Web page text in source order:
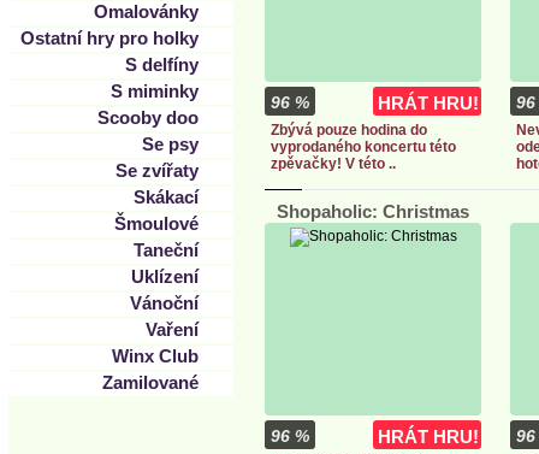
Omalovánky
Ostatní hry pro holky
S delfíny
S miminky
Scooby doo
Se psy
Se zvířaty
Skákací
Šmoulové
Taneční
Uklízení
Vánoční
Vaření
Winx Club
Zamilované
96 % HRÁT HRU!
Zbývá pouze hodina do
vyprodaného koncertu této
zpěvačky! V této ..
96
Shopaholic: Christmas
96 % HRÁT HRU! 96